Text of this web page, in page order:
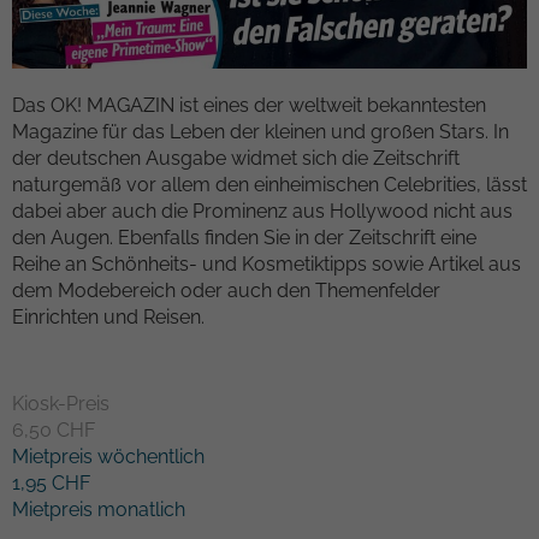
Das OK! MAGAZIN ist eines der weltweit bekanntesten
Magazine für das Leben der kleinen und großen Stars. In
der deutschen Ausgabe widmet sich die Zeitschrift
naturgemäß vor allem den einheimischen Celebrities, lässt
dabei aber auch die Prominenz aus Hollywood nicht aus
den Augen. Ebenfalls finden Sie in der Zeitschrift eine
Reihe an Schönheits- und Kosmetiktipps sowie Artikel aus
dem Modebereich oder auch den Themenfelder
Einrichten und Reisen.
Kiosk-Preis
6,50 CHF
Mietpreis wöchentlich
1,95 CHF
Mietpreis monatlich
Anbieter TYPO3
Zweck
Dieses Cookie ist ein Standard-Session-
Cookie von TYPO3. Es speichert im Falle
eines Benutzer-Logins die Session-ID. So
kann der eingeloggte Benutzer
wiedererkannt werden und es wird ihm
Zugang zu geschützten Bereichen
gewährt.
Anbieter
Laufzeit
Zweck
Kampagnendaten zu berechnen und die
Nutzung der Website für den
Die Cookies speichern Informationen
anonym und weisen eine randoly
generierte Nummer zu, um eindeutige
Besucher zu identifizieren.
Name _gid
Anbieter Google Analytics
um Informationen darüber zu speichern,
hilft bei der Erstellung eines